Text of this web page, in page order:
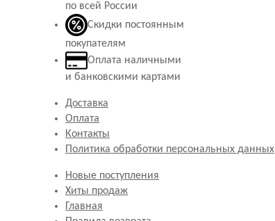
по всей России
Скидки постоянным
покупателям
Оплата наличными
и банковскими картами
Доставка
Оплата
Контакты
Политика обработки персональных данных
Новые поступления
Хиты продаж
Главная